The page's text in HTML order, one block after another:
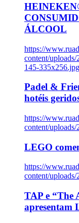
ÁLCOOL
https://
content/
145-335x256.jpg
Padel &
hotéis
https://
content/
LEGO
https://
content/
TAP e “The
apresentam